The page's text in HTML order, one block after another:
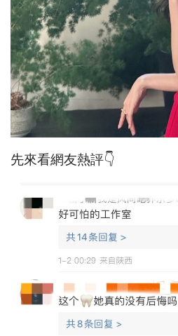
先來看網友熱評👇